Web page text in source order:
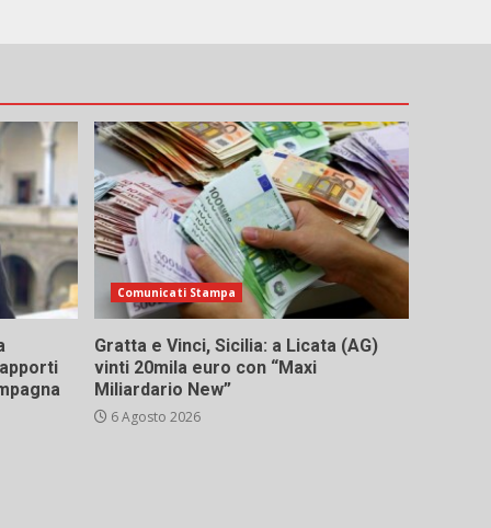
Comunicati Stampa
Gratta e Vinci, Sicilia: a Licata (AG)
vinti 20mila euro con “Maxi
Miliardario New”
6 Agosto 2026